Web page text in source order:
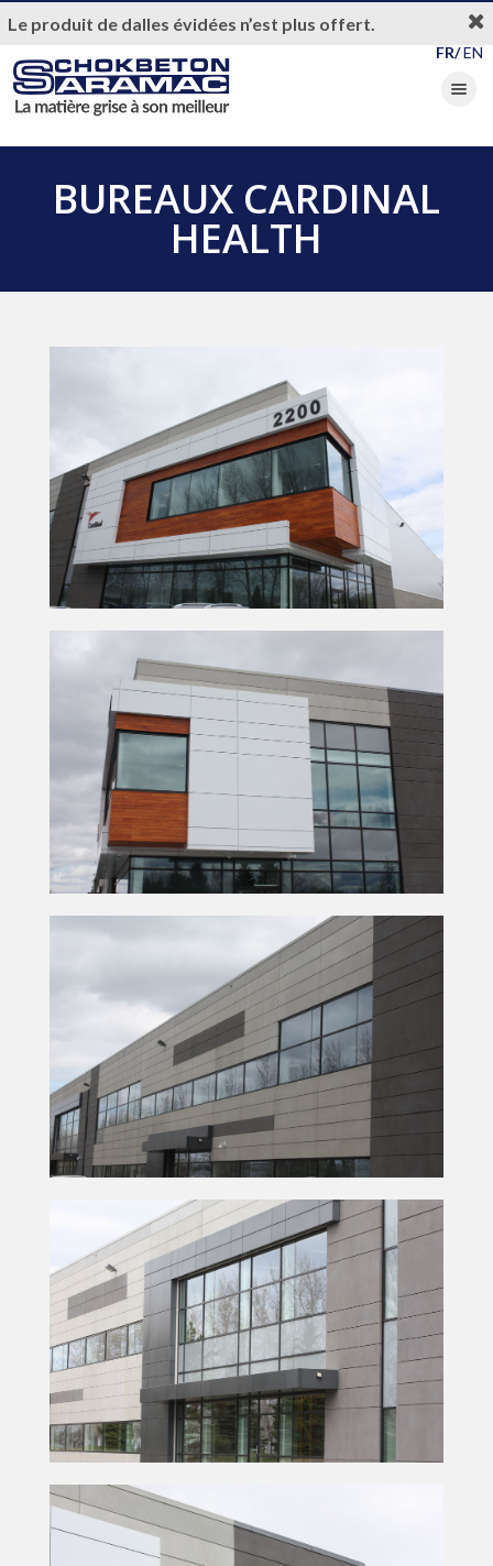
Le produit de dalles évidées n’est plus offert.
FR/EN
BUREAUX CARDINAL
HEALTH